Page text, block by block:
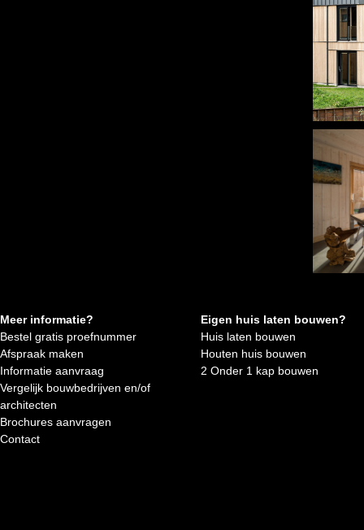
Meer informatie?
Bestel gratis proefnummer
Afspraak maken
Informatie aanvraag
Vergelijk bouwbedrijven en/of
architecten
Brochures aanvragen
Contact
Eigen huis laten bouwen?
Huis laten bouwen
Houten huis bouwen
2 Onder 1 kap bouwen